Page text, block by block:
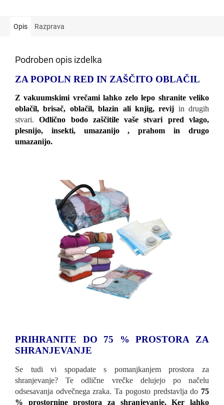
Opis Razprava
Podroben opis izdelka
ZA POPOLN RED IN ZAŠČITO OBLAČIL
Z vakuumskimi vrečami lahko zelo lepo shranite veliko
oblačil, brisač, oblačil, blazin ali knjig, revij in drugih
stvari.Odlično bodo zaščitile vaše stvari pred vlago,
plesnijo, insekti, umazanijo , prahom in drugo
umazanijo.
PRIHRANITE DO 75 % PROSTORA ZA
SHRANJEVANJE
Se tudi vi spopadate s pomanjkanjem prostora za
shranjevanje? Te odlične vrečke delujejo po načelu
odsesavanja odvečnega zraka. Ta pogosto predstavlja do 75
% prostornine prostora za shranjevanje. Ker lahko